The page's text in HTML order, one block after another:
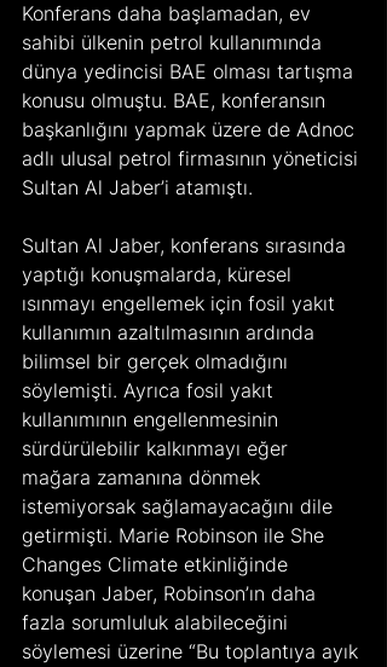
Konferans daha başlamadan, ev
sahibi ülkenin petrol kullanımında
dünya yedincisi BAE olması tartışma
konusu olmuştu. BAE, konferansın
başkanlığını yapmak üzere de Adnoc
adlı ulusal petrol firmasının yöneticisi
Sultan Al Jaber’i atamıştı.
Sultan Al Jaber, konferans sırasında
yaptığı konuşmalarda, küresel
ısınmayı engellemek için fosil yakıt
kullanımın azaltılmasının ardında
bilimsel bir gerçek olmadığını
söylemişti. Ayrıca fosil yakıt
kullanımının engellenmesinin
sürdürülebilir kalkınmayı eğer
mağara zamanına dönmek
istemiyorsak sağlamayacağını dile
getirmişti. Marie Robinson ile She
Changes Climate etkinliğinde
konuşan Jaber, Robinson’ın daha
fazla sorumluluk alabileceğini
söylemesi üzerine “Bu toplantıya ayık